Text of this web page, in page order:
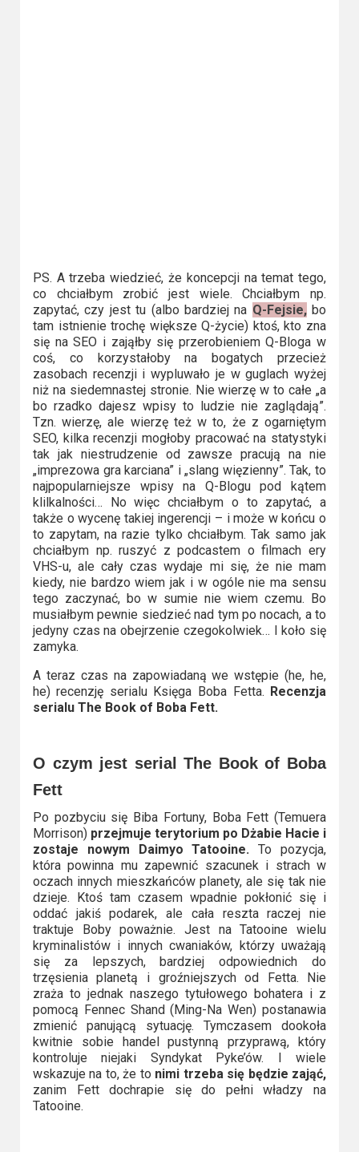
2016
2017
2015
2014
PS. A trzeba wiedzieć, że koncepcji na temat tego,
co chciałbym zrobić jest wiele. Chciałbym np.
zapytać, czy jest tu (albo bardziej na Q-Fejsie,bo
tam istnienie trochę większe Q-życie) ktoś, kto zna
się na SEO i zająłby się przerobieniem Q-Bloga w
coś, co korzystałoby na bogatych przecież
zasobach recenzji i wypluwało je w guglach wyżej
niż na siedemnastej stronie. Nie wierzę w to całe „a
bo rzadko dajesz wpisy to ludzie nie zaglądają”.
Tzn. wierzę, ale wierzę też w to, że z ogarniętym
SEO, kilka recenzji mogłoby pracować na statystyki
tak jak niestrudzenie od zawsze pracują na nie
„imprezowa gra karciana” i „slang więzienny”. Tak, to
najpopularniejsze wpisy na Q-Blogu pod kątem
klilkalności… No więc chciałbym o to zapytać, a
także o wycenę takiej ingerencji – i może w końcu o
to zapytam, na razie tylko chciałbym. Tak samo jak
chciałbym np. ruszyć z podcastem o filmach ery
VHS-u, ale cały czas wydaje mi się, że nie mam
kiedy, nie bardzo wiem jak i w ogóle nie ma sensu
tego zaczynać, bo w sumie nie wiem czemu. Bo
musiałbym pewnie siedzieć nad tym po nocach, a to
jedyny czas na obejrzenie czegokolwiek… I koło się
zamyka.
A teraz czas na zapowiadaną we wstępie (he, he,
he) recenzję serialu Księga Boba Fetta. Recenzja
serialu The Book of Boba Fett.
O czym jest serial The Book of Boba
Fett
Po pozbyciu się Biba Fortuny, Boba Fett (Temuera
Morrison) przejmuje terytorium po Dżabie Hacie i
zostaje nowym Daimyo Tatooine. To pozycja,
która powinna mu zapewnić szacunek i strach w
oczach innych mieszkańców planety, ale się tak nie
dzieje. Ktoś tam czasem wpadnie pokłonić się i
oddać jakiś podarek, ale cała reszta raczej nie
traktuje Boby poważnie. Jest na Tatooine wielu
kryminalistów i innych cwaniaków, którzy uważają
się za lepszych, bardziej odpowiednich do
trzęsienia planetą i groźniejszych od Fetta. Nie
zraża to jednak naszego tytułowego bohatera i z
pomocą Fennec Shand (Ming-Na Wen) postanawia
zmienić panującą sytuację. Tymczasem dookoła
kwitnie sobie handel pustynną przyprawą, który
kontroluje niejaki Syndykat Pyke’ów. I wiele
wskazuje na to, że to nimi trzeba się będzie zająć,
zanim Fett dochrapie się do pełni władzy na
Tatooine.